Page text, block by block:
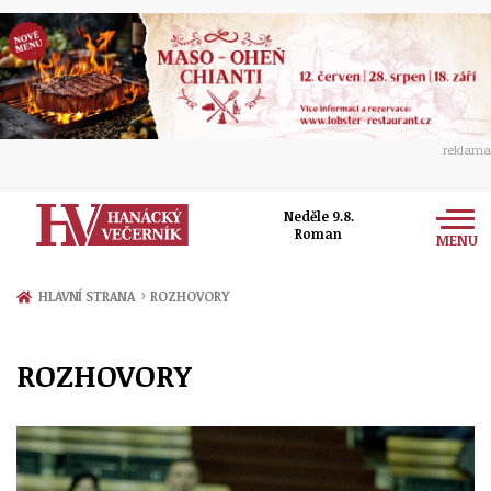
reklama
Neděle 9.8.
Roman
MENU
Zprávy
Přerov
Politika
Ekonomika
Kultura
Hudba
Společnost
Ženy
Sport
HLAVNÍ STRANA › ROZHOVORY
ROZHOVORY